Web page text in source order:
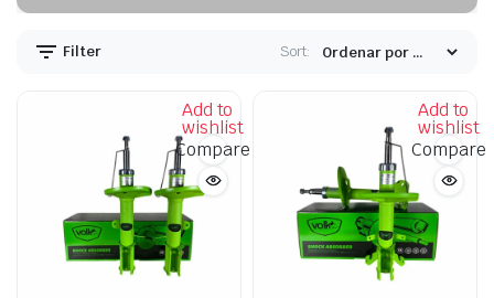
Filter Sort:
Add to
wishlist
Compare
Add to
wishlist
Compare